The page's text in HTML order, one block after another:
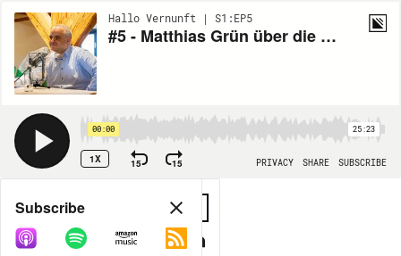
Hallo Vernunft | S1:EP5
#5 - Matthias Grün über die Folgen der Corona-Krise, den Klimawandel und regionales Wildfleisch
00:00 25:23
1X 15 15 PRIVACY SHARE SUBSCRIBE
Share
COPY LINK
Subscribe